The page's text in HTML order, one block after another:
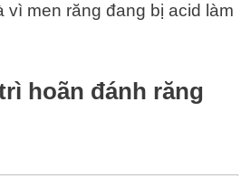
vì men răng đang bị acid làm
hoãn đánh răng